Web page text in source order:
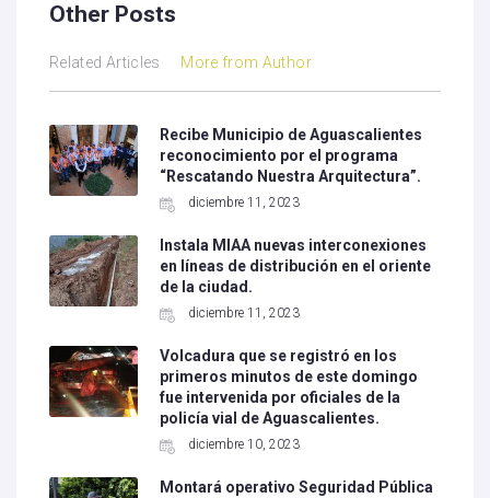
Other Posts
Related Articles More from Author
Recibe Municipio de Aguascalientes
reconocimiento por el programa
“Rescatando Nuestra Arquitectura”.
diciembre 11, 2023
Instala MIAA nuevas interconexiones
en líneas de distribución en el oriente
de la ciudad.
diciembre 11, 2023
Volcadura que se registró en los
primeros minutos de este domingo
fue intervenida por oficiales de la
policía vial de Aguascalientes.
diciembre 10, 2023
Montará operativo Seguridad Pública